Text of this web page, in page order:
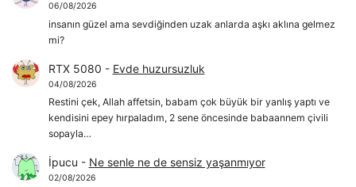
06/08/2026
insanın güzel ama sevdiğinden uzak anlarda aşkı aklına gelmez
mi?
RTX 5080 - Evde huzursuzluk
04/08/2026
Restini çek, Allah affetsin, babam çok büyük bir yanlış yaptı ve
kendisini epey hırpaladım, 2 sene öncesinde babaannem çivili
sopayla…
İpucu - Ne senle ne de sensiz yaşanmıyor
02/08/2026